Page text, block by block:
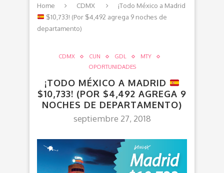
Home CDMX
¡Todo México a Madrid
$10,733! (Por $4,492 agrega 9 noches de
departamento)
CDMX CUN GDL
MTY
OPORTUNIDADES
¡TODO MÉXICO A MADRID
$10,733! (POR $4,492 AGREGA 9
NOCHES DE DEPARTAMENTO)
septiembre 27, 2018